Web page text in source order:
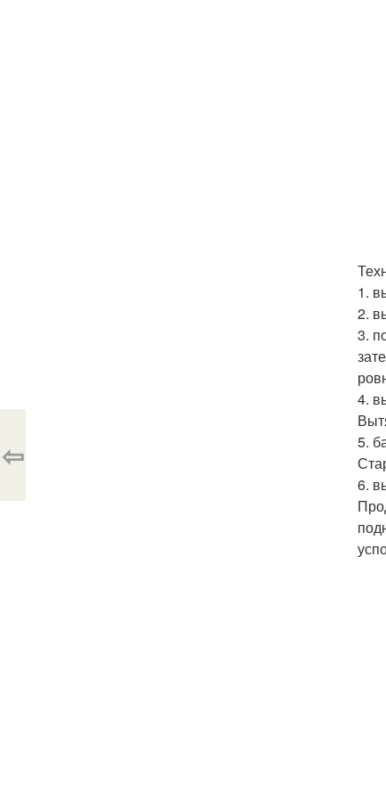
1.
2.
3.
4.
5.
6.
⇦